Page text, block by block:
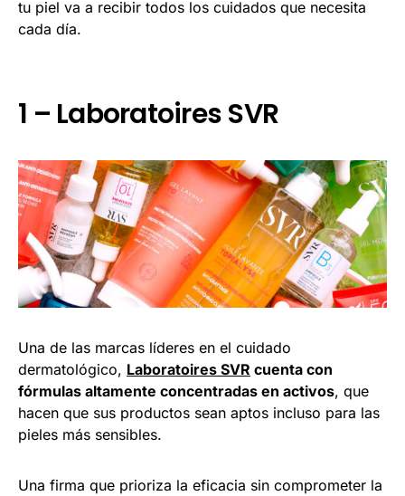
tu piel va a recibir todos los cuidados que necesita
cada día.
1 – Laboratoires SVR
Una de las marcas líderes en el cuidado
dermatológico, Laboratoires SVR cuenta con
fórmulas altamente concentradas en activos, que
hacen que sus productos sean aptos incluso para las
pieles más sensibles.
Una firma que prioriza la eficacia sin comprometer la